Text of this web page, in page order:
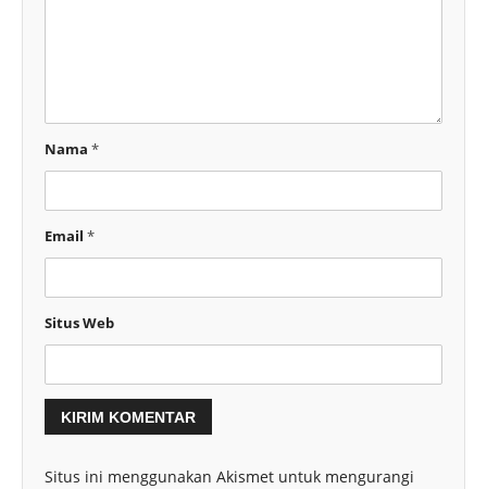
Nama *
Email *
Situs Web
Situs ini menggunakan Akismet untuk mengurangi